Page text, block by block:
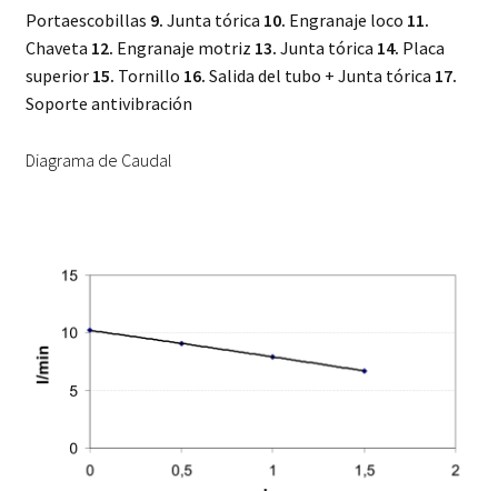
Portaescobillas 9. Junta tórica 10. Engranaje loco 11.
Chaveta 12. Engranaje motriz 13. Junta tórica 14. Placa
superior 15. Tornillo 16. Salida del tubo + Junta tórica 17.
Soporte antivibración
Diagrama de Caudal